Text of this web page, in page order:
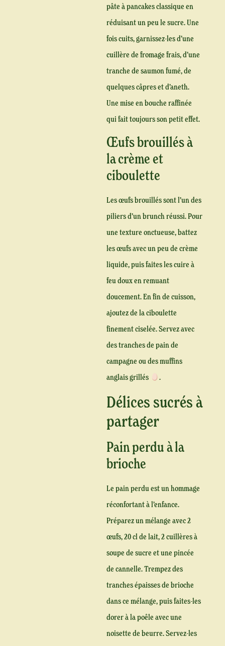
pâte à pancakes classique en
réduisant un peu le sucre. Une
fois cuits, garnissez-les d’une
cuillère de fromage frais, d’une
tranche de saumon fumé, de
quelques câpres et d’aneth.
Une mise en bouche raffinée
qui fait toujours son petit effet.
Œufs brouillés à
la crème et
ciboulette
Les œufs brouillés sont l’un des
piliers d’un brunch réussi. Pour
une texture onctueuse, battez
les œufs avec un peu de crème
liquide, puis faites les cuire à
feu doux en remuant
doucement. En fin de cuisson,
ajoutez de la ciboulette
finement ciselée. Servez avec
des tranches de pain de
campagne ou des muffins
anglais grillés
.
Délices sucrés à
partager
Pain perdu à la
brioche
Le pain perdu est un hommage
réconfortant à l’enfance.
Préparez un mélange avec 2
œufs, 20 cl de lait, 2 cuillères à
soupe de sucre et une pincée
de cannelle. Trempez des
tranches épaisses de brioche
dans ce mélange, puis faites-les
dorer à la poêle avec une
noisette de beurre. Servez-les